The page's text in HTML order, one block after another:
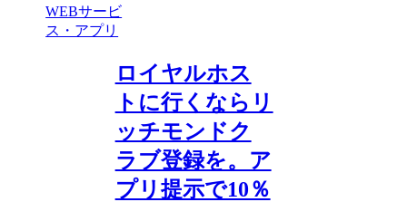
WEBサービ
ス・アプリ
ロイヤルホス
トに行くならリ
ッチモンドク
ラブ登録を。ア
プリ提示で10％